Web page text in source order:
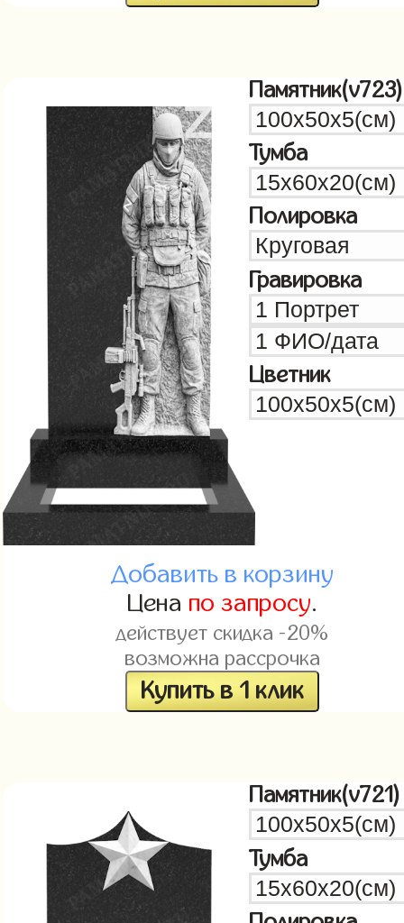
Памятник(v723)
Тумба
Полировка
Гравировка
Цветник
Добавить в корзину
Цена по запросу.
действует скидка -20%
возможна рассрочка
Купить в 1 клик
Памятник(v721)
Тумба